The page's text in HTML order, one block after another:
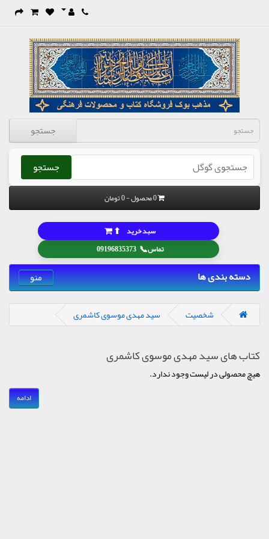
جستجو
جستجو
0 محصول - 0 تومان
تماس📞
09196835373
سبد خرید ⬆
دسته بندی ها منو
شخصیت سید مهدی موسوی کاشمری
کتاب های سید مهدی موسوی کاشمری
هیچ محصولی در لیست وجود ندارد.
ادامه